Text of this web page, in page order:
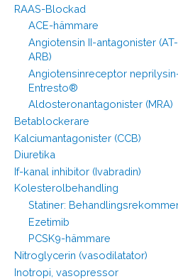
RAAS-Blockad
ACE-hämmare
Angiotensin II-antagonister
ARB)
Angiotensinreceptor
Entresto®
Aldosteronantagonister (MRA)
Betablockerare
Kalciumantagonister (CCB)
Diuretika
If-kanal inhibitor (Ivabradin)
Kolesterolbehandling
Statiner:
Ezetimib
PCSK9-hämmare
Nitroglycerin (vasodilatator)
Inotropi, vasopressor